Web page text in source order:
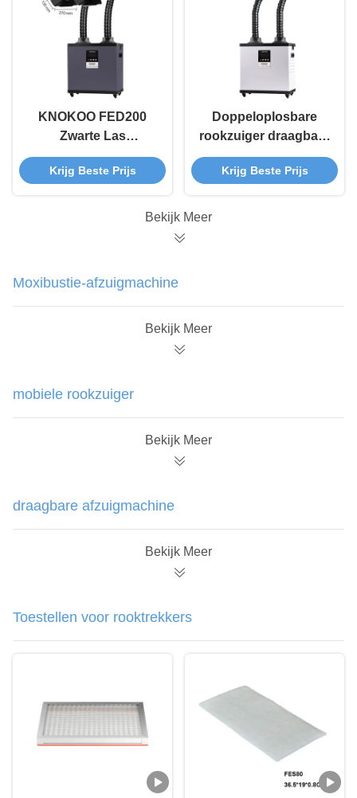
KNOKOO FED200
Zwarte Las
Rooktrekkers Multi
Station Workshop
Krijg Beste Prijs
Doppeloplosbare
rookzuiger draagbare
witte FED200 voor
ESD-solderstation
Krijg Beste Prijs
Bekijk Meer
Moxibustie-afzuigmachine
Bekijk Meer
mobiele rookzuiger
Bekijk Meer
draagbare afzuigmachine
Bekijk Meer
Toestellen voor rooktrekkers